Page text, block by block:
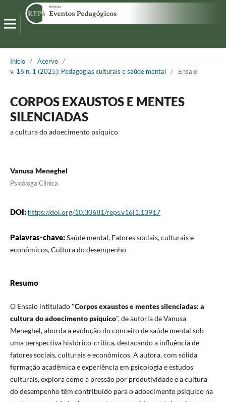
Início / Acervo /
v. 16 n. 1 (2025): Pedagogias culturais e saúde mental / Ensaio
CORPOS EXAUSTOS E MENTES
SILENCIADAS
a cultura do adoecimento psíquico
Vanusa Meneghel
Psicóloga Clinica
DOI: https://doi.org/10.30681/reps.v16i1.13917
Palavras-chave:Saúde mental, Fatores sociais, culturais e
econômicos, Cultura do desempenho
Resumo
O Ensaio intitulado "Corpos exaustos e mentes silenciadas: a
cultura do adoecimento psíquico", de autoria de Vanusa
Meneghel, aborda a evolução do conceito de saúde mental sob
uma perspectiva histórico-crítica, destacando a influência de
fatores sociais, culturais e econômicos. A autora, com sólida
formação acadêmica e experiência em psicologia e estudos
culturais, explora como a pressão por produtividade e a cultura
do desempenho têm contribuído para o adoecimento psíquico na